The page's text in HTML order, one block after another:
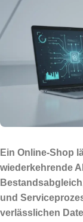
Ein Online-Shop
wiederkehrende
und
verlässlichen